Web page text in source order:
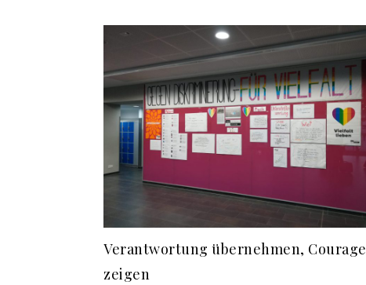
Verantwortung übernehmen, Courage
zeigen